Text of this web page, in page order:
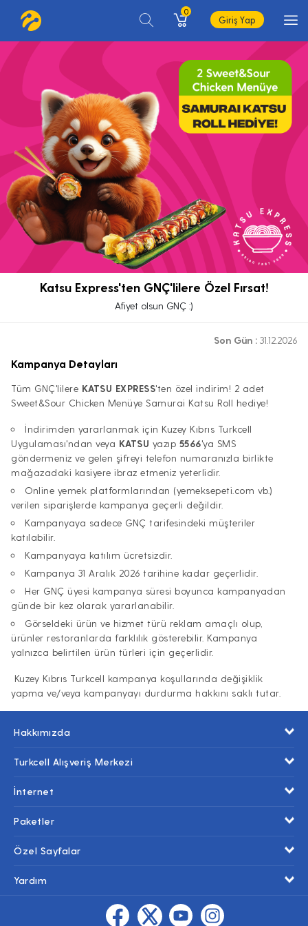
0
Giriş Yap
Katsu Express'ten GNÇ'lilere Özel Fırsat!
Afiyet olsun GNÇ :)
Son Gün : 31.12.2026
Kampanya Detayları
Tüm GNÇ'lilere KATSU EXPRESS'ten özel indirim! 2 adet
Sweet&Sour Chicken Menüye Samurai Katsu Roll hediye!
İndirimden yararlanmak için Kuzey Kıbrıs Turkcell
Uygulaması'ndan veya KATSU yazıp 5566'ya SMS
göndermeniz ve gelen şifreyi telefon numaranızla birlikte
mağazadaki kasiyere ibraz etmeniz yeterlidir.
Online yemek platformlarından (yemeksepeti.com vb.)
verilen siparişlerde kampanya geçerli değildir.
Kampanyaya sadece GNÇ tarifesindeki müşteriler
katılabilir.
Kampanyaya katılım ücretsizdir.
Kampanya 31 Aralık 2026 tarihine kadar geçerlidir.
Her GNÇ üyesi kampanya süresi boyunca kampanyadan
günde bir kez olarak yararlanabilir.
Görseldeki ürün ve hizmet türü reklam amaçlı olup,
ürünler restoranlarda farklılık gösterebilir. Kampanya
yalnızca belirtilen ürün türleri için geçerlidir.
Kuzey Kıbrıs Turkcell kampanya koşullarında değişiklik
yapma ve/veya kampanyayı durdurma hakkını saklı tutar.
Hakkımızda
Turkcell Alışveriş Merkezi
İnternet
Paketler
Özel Sayfalar
Yardım